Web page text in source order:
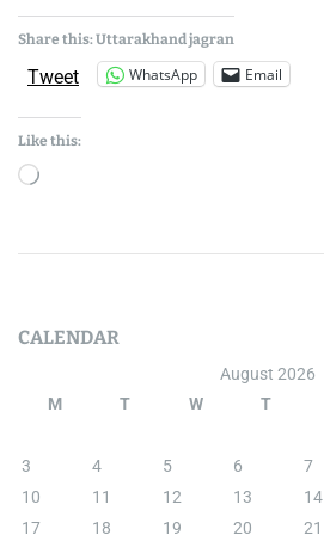
d
J
n
Share this: Uttarakhand jagran
Tweet WhatsApp Email
Like this:
e
m
e
n
CALENDAR
August 2026
M
T W T
3
4 5 6 7
10
11 12 13 14
17
18 19 20 21